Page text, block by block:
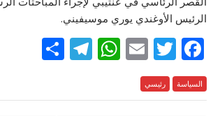
الرئيس الأوغندي يوري موسيفيني.
F
ac
e
T
w
itt
E
ai
W
at
T
e
ar السياسة رئيسي